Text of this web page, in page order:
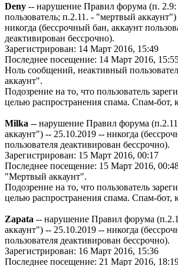
Deny -- нарушение Правил форума (п.
пользователь; п.2.11. - "мертвый
никогда (бессрочный бан, аккаунт
деактивирован бессрочно).
Зарегистрирован: 14 Март 2016, 15:49
Последнее посещение: 14 Март 2016,
Ноль сообщений, неактивный
аккаунт".
Подозрение на то, что пользователь
целью распространения спама. Спам-бот,
Milka -- нарушение Правил форума
аккаунт") -- 25.10.2019 -- никогда
пользователя деактивирован бессрочно).
Зарегистрирован: 15 Март 2016, 00:17
Последнее посещение: 15 Март 2016,
"Мертвый аккаунт".
Подозрение на то, что пользователь
целью распространения спама. Спам-бот,
Zapata -- нарушение Правил форума
аккаунт") -- 25.10.2019 -- никогда
пользователя деактивирован бессрочно).
Зарегистрирован: 16 Март 2016, 15:36
Последнее посещение: 21 Март 2016,